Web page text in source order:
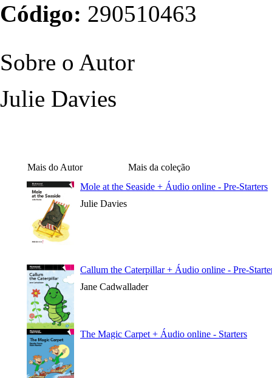
Código: 290510463
Sobre o Autor
Julie Davies
Mais do Autor
Mais da coleção
Mole at the Seaside + Áudio online - Pre-Starters
Julie Davies
Callum the Caterpillar + Áudio online - Pre-
Jane Cadwallader
The Magic Carpet + Áudio online - Starters